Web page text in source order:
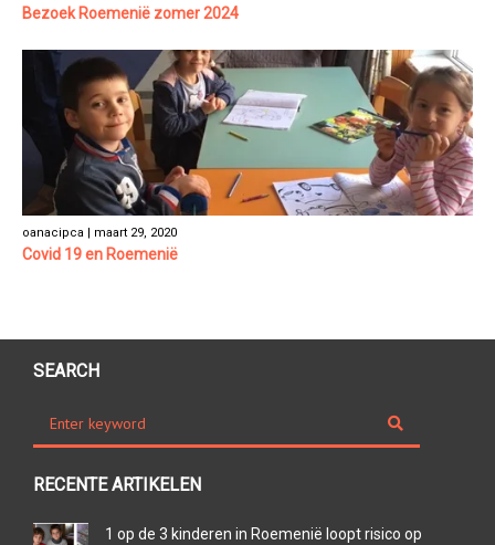
Bezoek Roemenië zomer 2024
oanacipca | maart 29, 2020
Covid 19 en Roemenië
SEARCH
RECENTE ARTIKELEN
1 op de 3 kinderen in Roemenië loopt risico op